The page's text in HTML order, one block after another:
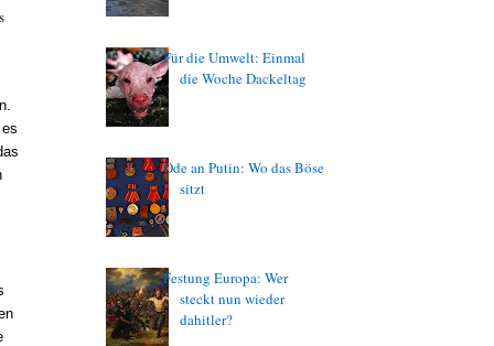
Für die Umwelt: Einmal
die Woche Dackeltag
Ode an Putin: Wo das Böse
sitzt
Festung Europa: Wer
steckt nun wieder
dahitler?